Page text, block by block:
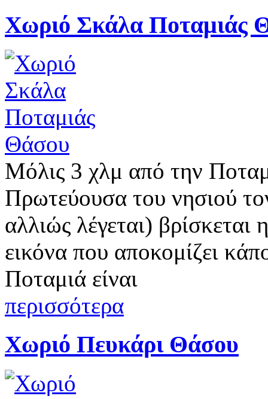
Χωριό Σκάλα Ποταμιάς
Μόλις 3 χλμ από την
Πρωτεύουσα του νησιού
αλλιώς λέγεται)
εικόνα που αποκομίζει
Ποταμιά είναι
περισσότερα
Χωριό Πευκάρι Θάσου